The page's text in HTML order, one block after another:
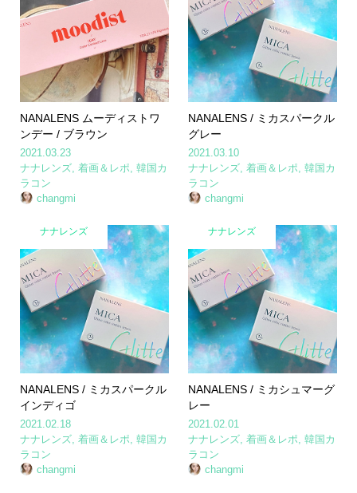
NANALENS ムーディストワ
ンデー / ブラウン
2021.03.23
ナナレンズ, 着画＆レポ 韓国カ
ラコン
changmi
NANALENS / ミカスパークル
グレー
2021.03.10
ナナレンズ ,着画＆レポ ,韓国カ
ラコン
changmi
ナナレンズ
NANALENS / ミカスパークル
インディゴ
2021.02.18
ナナレンズ, 着画＆レポ, 韓国カ
ラコン
changmi
ナナレンズ
NANALENS / ミカシュマーグ
レー
2021.02.01
ナナレンズ,着画＆レポ,韓国カ
ラコン
changmi